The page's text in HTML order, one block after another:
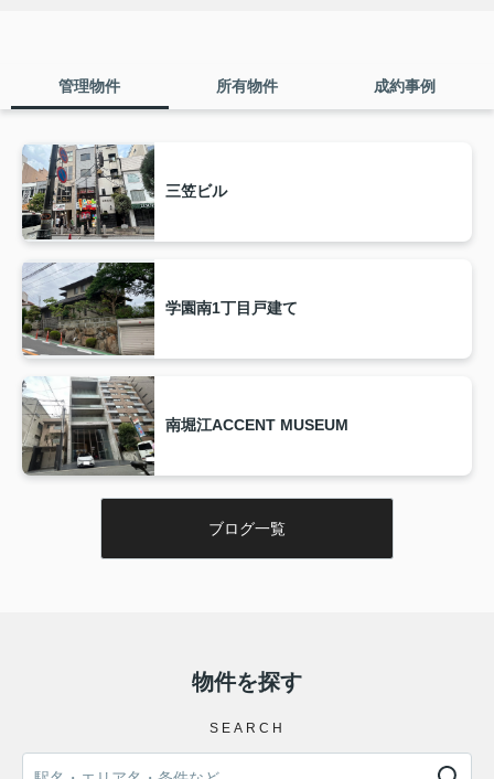
マスターズステージ泉ヶ丘911号室
ご覧いただきありがとうございます。
泉北高速鉄道「泉ヶ丘駅」徒歩6分の好立地、
『マスターズステージ泉ヶ丘911号室』のご紹介です！！
本物件は、2009年3月築 鉄骨造15階建て 2LDKの分譲マン
ションです。
サービス付き分譲マンション♪ クロス張替・クリーニング済
みです！
ペット飼育も可能です。大浴場や食堂あります。
詳細はこちらから↓
//www.athome.co.jp/mansion/6985172977/?
DOWN=5&BKLISTID=005LPC&SEARCHDIV=1&sref=list_simple
皆様からのお問い合わせを心よりお待ちしています。
本物件は、1987年4月築 木造3階建て 5LDKの中古住宅で
管理物件 所有物件 成約事例
三笠ビル
学園南1丁目戸建て
南堀江ACCENT MUSEUM
ブログ一覧
物件を探す
SEARCH